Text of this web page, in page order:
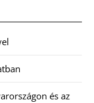
és az